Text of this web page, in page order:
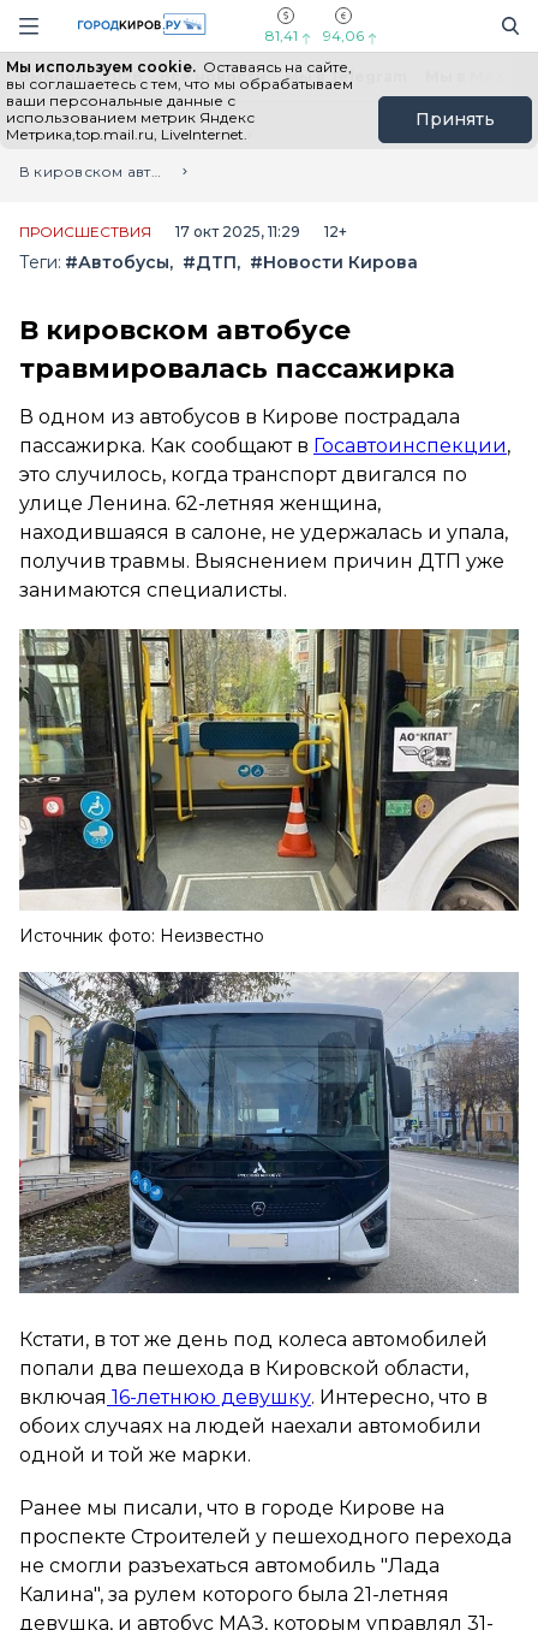
Навигация сайта
81,41 94,06
Мы используем cookie. Оставаясь на сайте,
вы соглашаетесь с тем, что мы обрабатываем
ваши персональные данные с
использованием метрик Яндекс
Метрика,top.mail.ru, LiveInternet.
Принять
Выборы - 2026 Все новости Мы в Telegram
Главная
Лента новостей
В кировском автобусе травмировалась пассажирка
ПРОИСШЕСТВИЯ 17 окт 2025, 11:29 12+
Теги: #Автобусы #ДТП #Новости Кирова
В кировском автобусе
травмировалась пассажирка
В одном из автобусов в Кирове пострадала
пассажирка. Как сообщают в Госавтоинспекции,
это случилось, когда транспорт двигался по
улице Ленина. 62-летняя женщина,
находившаяся в салоне, не удержалась и упала,
получив травмы. Выяснением причин ДТП уже
занимаются специалисты.
Источник фото: Неизвестно
Кстати, в тот же день под колеса автомобилей
попали два пешехода в Кировской области,
включая 16-летнюю девушку. Интересно, что в
обоих случаях на людей наехали автомобили
одной и той же марки.
Ранее мы писали, что в городе Кирове на
проспекте Строителей у пешеходного перехода
не смогли разъехаться автомобиль "Лада
Калина", за рулем которого была 21-летняя
девушка, и автобус МАЗ, которым управлял 31-